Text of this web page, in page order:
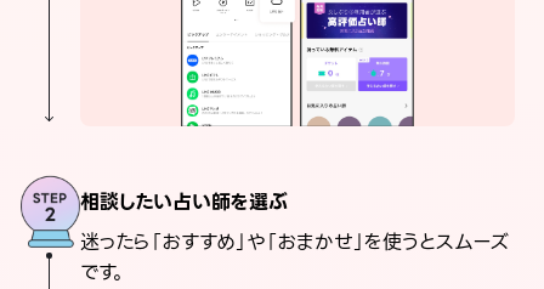
相談したい占い師を選ぶ
迷ったら「おすすめ」や「おまかせ」を使うとスムーズ
です。